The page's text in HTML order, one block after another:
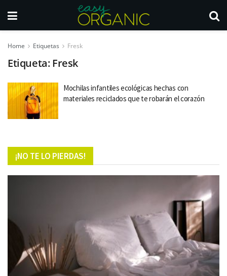
Home Etiquetas Fresk
Etiqueta:Fresk
Mochilas infantiles ecológicas hechas con
materiales reciclados que te robarán el corazón
¡NO TE LO PIERDAS!